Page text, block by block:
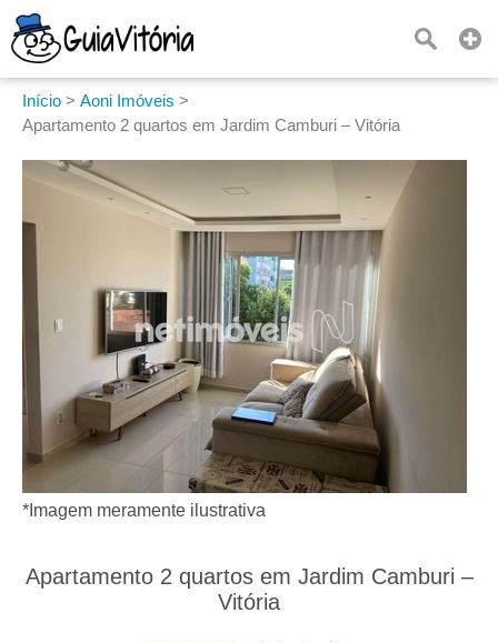
Início > Aoni Imóveis >
Apartamento 2 quartos em Jardim Camburi – Vitória
*Imagem meramente ilustrativa
Apartamento 2 quartos em Jardim Camburi –
Vitória